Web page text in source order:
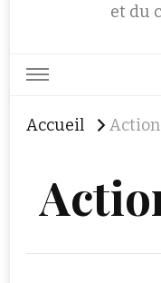
et du
Accueil